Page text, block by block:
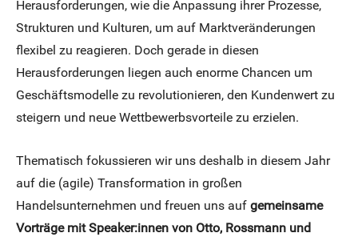
Herausforderungen, wie die Anpassung ihrer Prozesse,
Strukturen und Kulturen, um auf Marktveränderungen
flexibel zu reagieren. Doch gerade in diesen
Herausforderungen liegen auch enorme Chancen um
Geschäftsmodelle zu revolutionieren, den Kundenwert zu
steigern und neue Wettbewerbsvorteile zu erzielen.
Thematisch fokussieren wir uns deshalb in diesem Jahr
auf die (agile) Transformation in großen
Handelsunternehmen und freuen uns auf gemeinsame
Vorträge mit Speaker:innen von Otto, Rossmann und